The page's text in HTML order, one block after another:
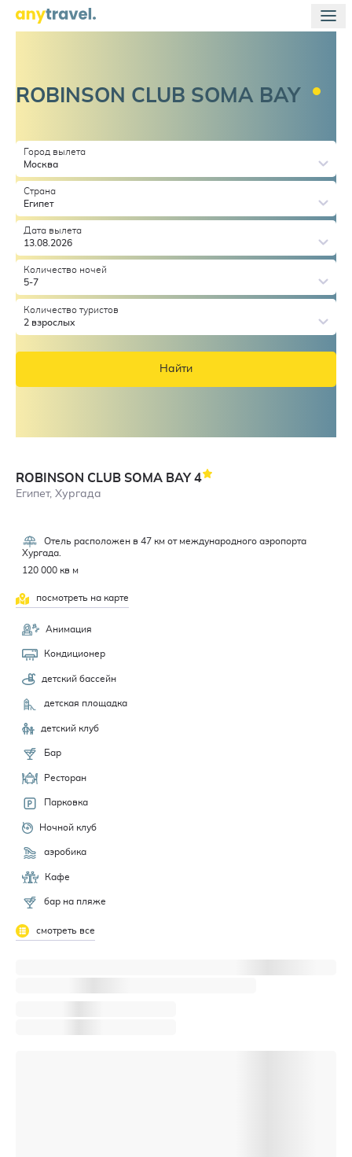
ROBINSON CLUB SOMA BAY
Город вылета
Москва
Страна
Египет
Дата вылета
13.08.2026
Количество ночей
5-7
Количество туристов
2 взрослых
Найти
ROBINSON CLUB SOMA BAY4
Египет, Хургада
Отель расположен в 47 км от международного аэропорта
Хургада.
120 000 кв м
посмотреть на карте
Анимация
Кондиционер
детский бассейн
детская площадка
детский клуб
Бар
Ресторан
Парковка
Ночной клуб
аэробика
Кафе
бар на пляже
смотреть все